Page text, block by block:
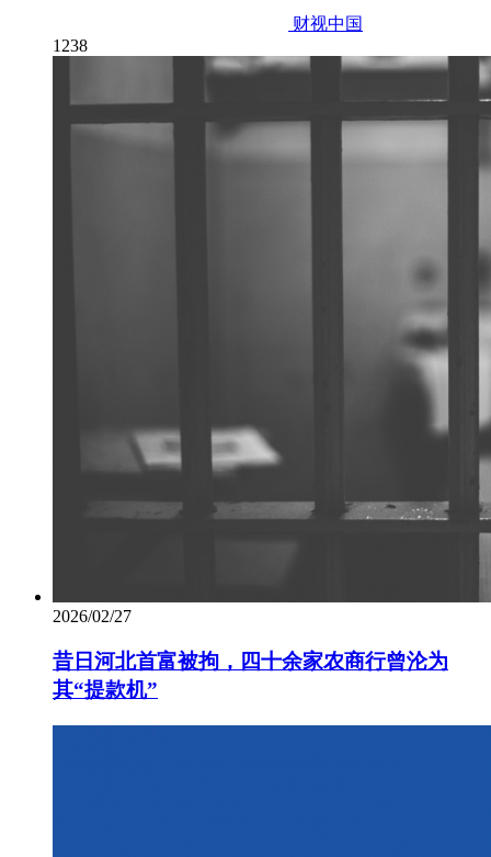
财视中国
1238
2026/02/27
昔日河北首富被拘，四十余家农商行曾沦为
其“提款机”